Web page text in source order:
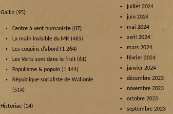
Gallia (95)
Centre à vent humaniste (87)
La main invisible du MR (465)
Les coquins d’abord (1 264)
Les Verts sont dans le fruit (61)
Populisme & populo (1 144)
République socialiste de Wallonie
(514)
Historiae (14)
juillet 2024
juin 2024
mai 2024
avril 2024
mars 2024
février 2024
janvier 2024
décembre 2023
novembre 2023
octobre 2023
septembre 2023